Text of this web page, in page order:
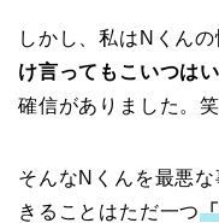
しかし、私はNくん
け言ってもこいつは
確信がありました。笑
そんなNくんを最悪
きることはただ一つ